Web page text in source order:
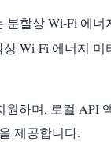
분할상 Wi-Fi 에너
Wi-Fi 에너지 미
하며, 로컬 API
제공합니다.